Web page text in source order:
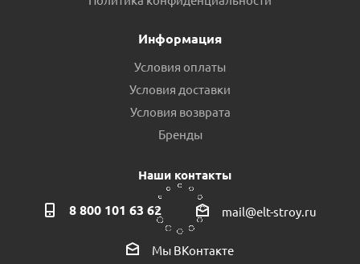
Есть в наличии (1)
Гидроаккумулятор ГМ-24Г 24л. АКВАБРАЙТ пр.Россия
Информация
Условия оплаты
Условия доставки
Условия возврата
Бренды
Наши контакты
8 800 101 63 62 mail@elt-stroy.ru
Мы ВКонтакте